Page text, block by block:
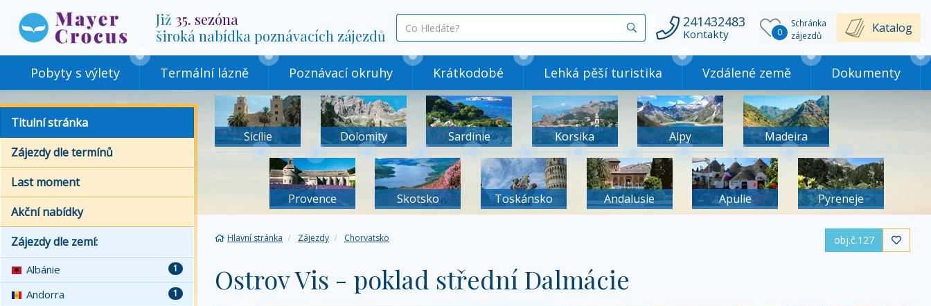
Již 35. sezóna
široká nabídka poznávacích zájezdů
co
hledáte
Vyhledat 241432483
Kontakty
Schránka
zájezdů
0 Katalog
Pobyty s výlety Termální lázně Poznávací okruhy Krátkodobé Lehká pěší turistika Vzdálené země Dokumenty
Sicílie Dolomity Sardinie Korsika Alpy Madeira
Provence Skotsko Toskánsko Andalusie Apulie Pyreneje
Hlavní stránka Zájezdy Chorvatsko obj.č.127 
Ostrov Vis - poklad střední Dalmácie
Titulní stránka
Zájezdy dle termínů
Last moment
Akční nabídky
Zájezdy dle zemí:
1
Albánie
1
Andorra